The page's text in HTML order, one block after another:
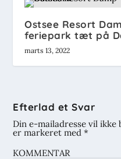
Ostsee Resort
feriepark tæt på
marts 13, 2022
Efterlad et Svar
Din e-mailadresse vil ikke
er markeret med*
KOMMENTAR